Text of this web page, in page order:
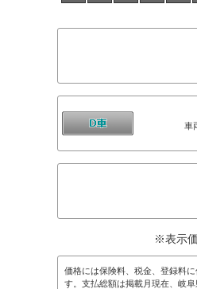
車
※表示
価格には保険料、税金、登録料
す。支払総額は掲載月現在、岐